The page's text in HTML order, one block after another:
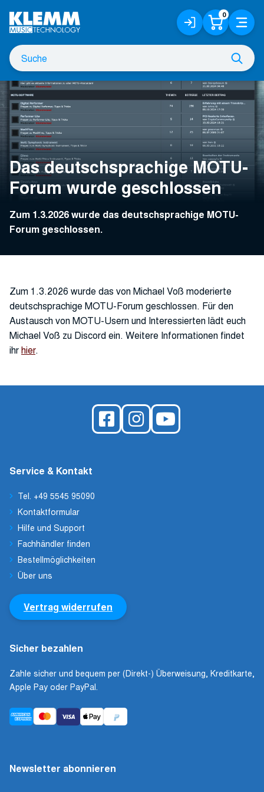
Hauptinhalt
Suche
nach
Anmelden
/
Registrieren
0 Menü
Das deutschsprachige MOTU-
Forum wurde geschlossen
Zum 1.3.2026 wurde das deutschsprachige MOTU-
Forum geschlossen.
Zum 1.3.2026 wurde das von Michael Voß moderierte
deutschsprachige MOTU-Forum geschlossen. Für den
Austausch von MOTU-Usern und Interessierten lädt euch
Michael Voß zu Discord ein. Weitere Informationen findet
ihrhier.
Service & Kontakt
Tel. +49 5545 95090
Kontaktformular
Hilfe und Support
Fachhändler finden
Bestellmöglichkeiten
Über uns
Vertrag widerrufen
Sicher bezahlen
Zahle sicher und bequem per (Direkt-) Überweisung, Kreditkarte,
Apple Pay oder PayPal.
Newsletter abonnieren